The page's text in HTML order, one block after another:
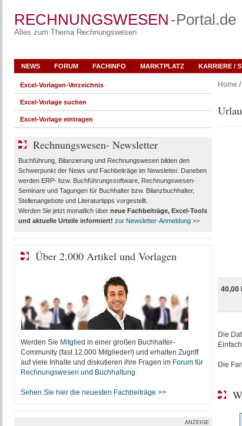
RECHNUNGSWESEN -Portal.de
Alles zum Thema Rechnungswesen
NEWS FORUM FACHINFO MARKTPLATZ KARRIERE /
Home /
40,00
Die
Die
Excel-Vorlagen-Verzeichnis
Excel-Vorlage suchen
Excel-Vorlage eintragen
Rechnungswesen- Newsletter
Buchführung, Bilanzierung und Rechnungswesen bilden den
Schwerpunkt der News und Fachbeiträge im Newsletter. Daneben
werden ERP- bzw. Buchführungssoftware, Rechnungswesen-
Seminare und Tagungen für Buchhalter bzw. Bilanzbuchhalter,
Stellenangebote und Literaturtipps vorgestellt.
Werden Sie jetzt monatlich über neue Fachbeiträge, Excel-Tools
und aktuelle Urteileinformiert! zur Newsletter-Anmeldung >>
Über 2.000 Artikel und Vorlagen
Werden Sie Mitglied in einer großen Buchhalter-
Community (fast 12.000 Mitglieder!) und erhalten Zugriff
auf viele Inhalte und diskutieren ihre Fragen im Forum für
Rechnungswesen und Buchhaltung.
Sehen Sie hier die neuesten Fachbeiträge >>
ANZEIGE